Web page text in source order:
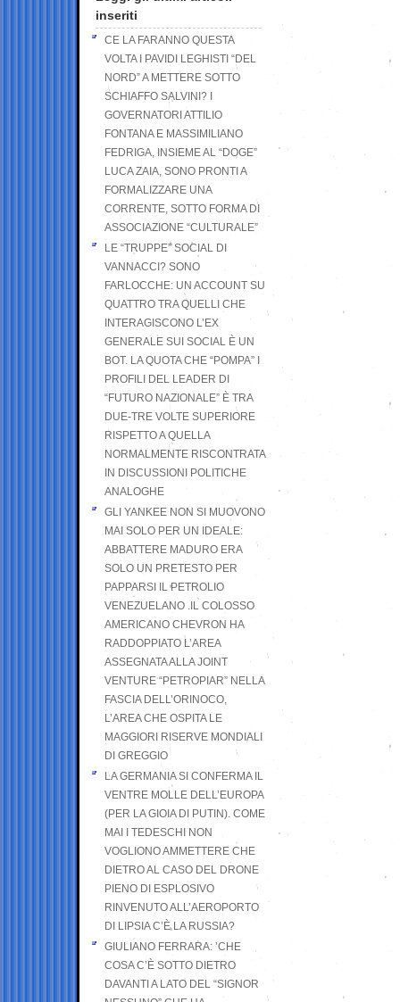
inseriti
CE LA FARANNO QUESTA
VOLTA I PAVIDI LEGHISTI “DEL
NORD” A METTERE SOTTO
SCHIAFFO SALVINI? I
GOVERNATORI ATTILIO
FONTANA E MASSIMILIANO
FEDRIGA, INSIEME AL “DOGE”
LUCA ZAIA, SONO PRONTI A
FORMALIZZARE UNA
CORRENTE, SOTTO FORMA DI
ASSOCIAZIONE “CULTURALE”
LE “TRUPPE” SOCIAL DI
VANNACCI? SONO
FARLOCCHE: UN ACCOUNT SU
QUATTRO TRA QUELLI CHE
INTERAGISCONO L’EX
GENERALE SUI SOCIAL È UN
BOT. LA QUOTA CHE “POMPA” I
PROFILI DEL LEADER DI
“FUTURO NAZIONALE” È TRA
DUE-TRE VOLTE SUPERIORE
RISPETTO A QUELLA
NORMALMENTE RISCONTRATA
IN DISCUSSIONI POLITICHE
ANALOGHE
GLI YANKEE NON SI MUOVONO
MAI SOLO PER UN IDEALE:
ABBATTERE MADURO ERA
SOLO UN PRETESTO PER
PAPPARSI IL PETROLIO
VENEZUELANO .IL COLOSSO
AMERICANO CHEVRON HA
RADDOPPIATO L’AREA
ASSEGNATA ALLA JOINT
VENTURE “PETROPIAR” NELLA
FASCIA DELL’ORINOCO,
L’AREA CHE OSPITA LE
MAGGIORI RISERVE MONDIALI
DI GREGGIO
LA GERMANIA SI CONFERMA IL
VENTRE MOLLE DELL’EUROPA
(PER LA GIOIA DI PUTIN). COME
MAI I TEDESCHI NON
VOGLIONO AMMETTERE CHE
DIETRO AL CASO DEL DRONE
PIENO DI ESPLOSIVO
RINVENUTO ALL’AEROPORTO
DI LIPSIA C’È LA RUSSIA?
GIULIANO FERRARA: ’CHE
COSA C’È SOTTO DIETRO
DAVANTI A LATO DEL “SIGNOR